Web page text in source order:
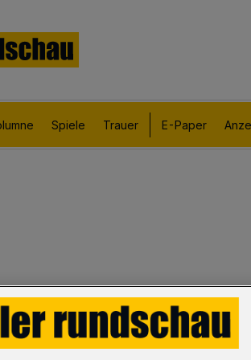
Spiele Trauer E-Paper